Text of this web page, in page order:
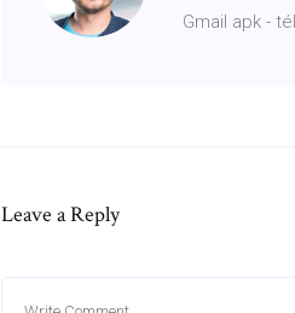
Gmail apk -
Leave a Reply